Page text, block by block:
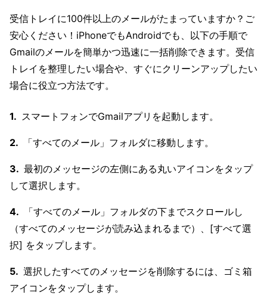
受信トレイに100件以上のメールがたまっていますか？ご
安心ください！iPhoneでもAndroidでも、以下の手順で
Gmailのメールを簡単かつ迅速に一括削除できます。受信
トレイを整理したい場合や、すぐにクリーンアップしたい
場合に役立つ方法です。
スマートフォンでGmailアプリを起動します。
「すべてのメール」フォルダに移動します。
最初のメッセージの左側にある丸いアイコンをタップ
して選択します。
「すべてのメール」フォルダの下までスクロールし
（すべてのメッセージが読み込まれるまで）、[すべて選
択] をタップします。
選択したすべてのメッセージを削除するには、ゴミ箱
アイコンをタップします。